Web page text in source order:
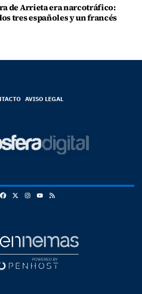
de Arrieta era narcotráfico:
tres españoles y un francés
AVISO LEGAL
FacebookInstagram